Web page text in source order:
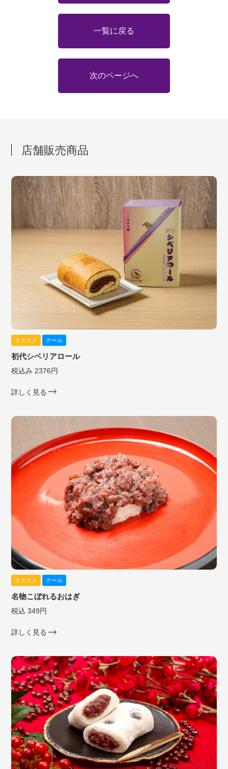
一覧に戻る
次のページへ
店舗販売商品
オススメ クール
初代シベリアロール
税込み 2376円
詳しく見る
オススメ クール
名物こぼれるおはぎ
税込 349円
詳しく見る